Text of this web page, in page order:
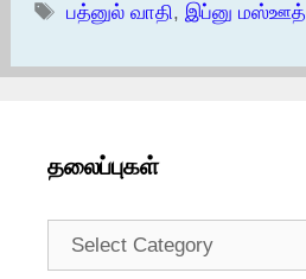
Tags
பத்னுல் வாதி, இப்னு மஸ்ஊத்
தலைப்புகள்
தலைப்புகள்